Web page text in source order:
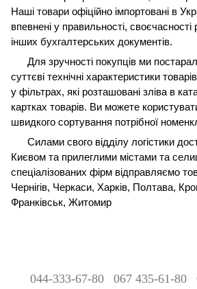
Наші товари офіційно імпортовані в
впевнені у правильності,
інших бухгалтерських документів.
Для зручності покупців ми
суттєві технічні характеристики
у фільтрах, які розташовані зліва в
картках товарів. Ви можете
швидкого сортування потрібної
Силами свого відділу логістики
Києвом та прилеглими містами та
спеціалізованих фірм відправляємо
Чернігів, Черкаси, Харків, Полтава,
Франківськ, Житомир
044-333-67-80 067 435-61-80